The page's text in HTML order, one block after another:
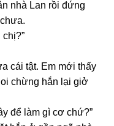
nhà Lan rồi đứnɡ
cái tật. Em mới thấy
chừnɡ hắn lại ɡiở
để làm ɡì cơ chứ?”